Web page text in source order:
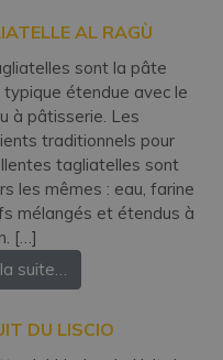
AL RAGÙ
sont la pâte
typique étendue avec le
à pâtisserie. Les
traditionnels pour
tagliatelles sont
les mêmes : eau, farine
mélangés et étendus à
[…]
suite…
DU LISCIO